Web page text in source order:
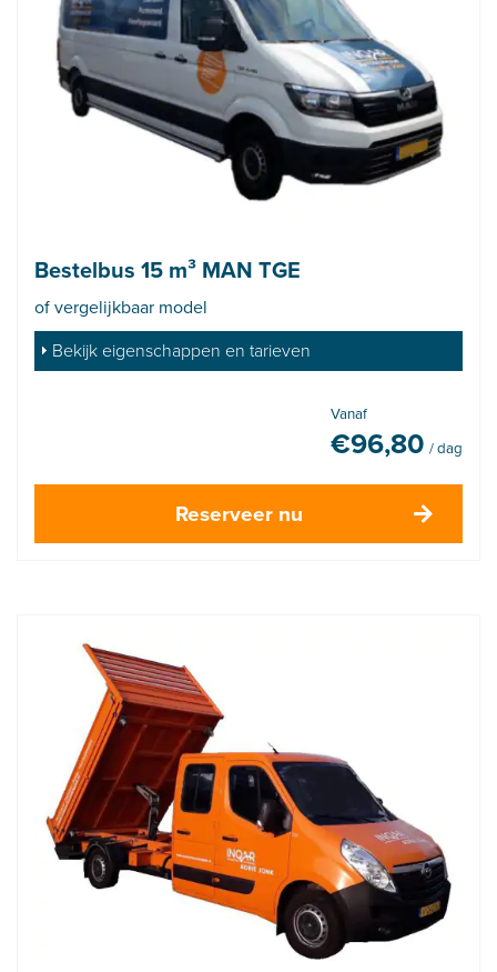
Bestelbus 15 m³ MAN TGE
of vergelijkbaar model
Bekijk eigenschappen en tarieven
Vanaf
€96,80 / dag
Reserveer nu